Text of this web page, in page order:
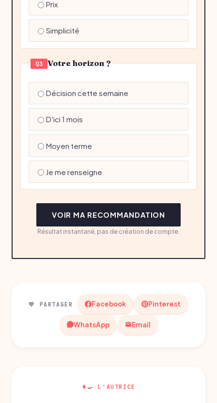
Prix
Simplicité
Q3 Votre horizon ?
Décision cette semaine
D'ici 1 mois
Moyen terme
Je me renseigne
VOIR MA RECOMMANDATION
Résultat instantané, pas de création de compte.
💛 PARTAGER Facebook Pinterest
WhatsApp Email
👩‍🍳 L'AUTRICE